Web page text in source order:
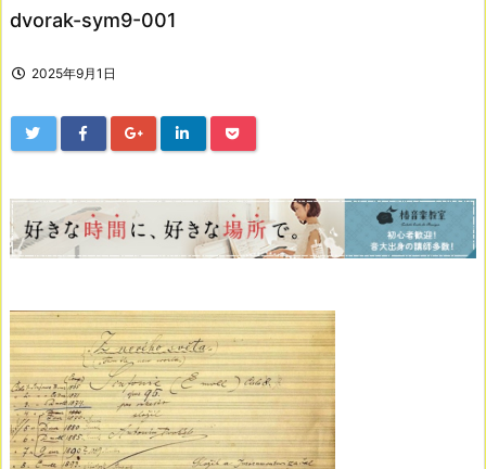
dvorak-sym9-001
2025年9月1日